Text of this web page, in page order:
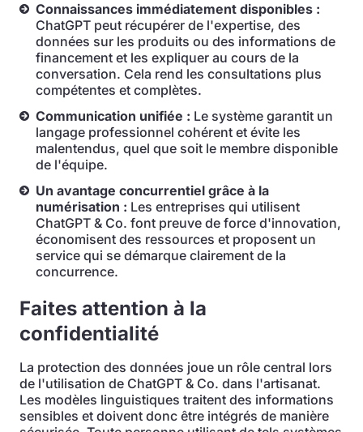
Connaissances immédiatement disponibles :
ChatGPT peut récupérer de l'expertise, des
données sur les produits ou des informations de
financement et les expliquer au cours de la
conversation. Cela rend les consultations plus
compétentes et complètes.
Communication unifiée : Le système garantit un
langage professionnel cohérent et évite les
malentendus, quel que soit le membre disponible
de l'équipe.
Un avantage concurrentiel grâce à la
numérisation : Les entreprises qui utilisent
ChatGPT & Co. font preuve de force d'innovation,
économisent des ressources et proposent un
service qui se démarque clairement de la
concurrence.
Faites attention à la
confidentialité
La protection des données joue un rôle central lors
de l'utilisation de ChatGPT & Co. dans l'artisanat.
Les modèles linguistiques traitent des informations
sensibles et doivent donc être intégrés de manière